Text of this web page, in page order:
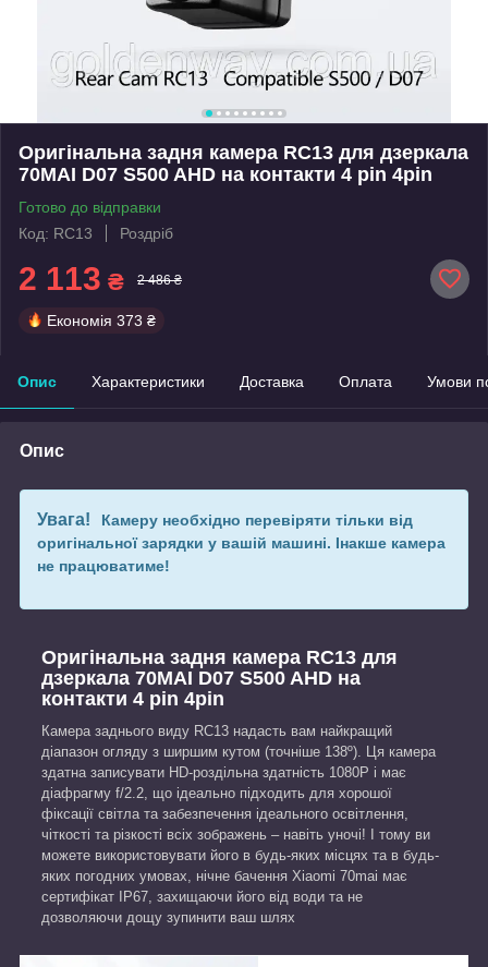
Оригінальна задня камера RC13 для дзеркала
70MAI D07 S500 AHD на контакти 4 pin 4pin
Готово до відправки
Код: RC13
Роздріб
2 113 ₴ 2 486 ₴
Економія 373 ₴
Опис Характеристики Доставка Оплата Умови
Опис
Увага!
Камеру необхідно перевіряти тільки від
оригінальної зарядки у вашій машині. Інакше камера
не працюватиме!
Оригінальна задня камера RC13 для
дзеркала 70MAI D07 S500 AHD на
контакти 4 pin 4pin
Камера заднього виду RC13 надасть вам найкращий
діапазон огляду з ширшим кутом (точніше 138º). Ця камера
здатна записувати HD-роздільна здатність 1080P і має
діафрагму f/2.2, що ідеально підходить для хорошої
фіксації світла та забезпечення ідеального освітлення,
чіткості та різкості всіх зображень – навіть уночі! І тому ви
можете використовувати його в будь-яких місцях та в будь-
яких погодних умовах, нічне бачення Xiaomi 70mai має
сертифікат IP67, захищаючи його від води та не
дозволяючи дощу зупинити ваш шлях